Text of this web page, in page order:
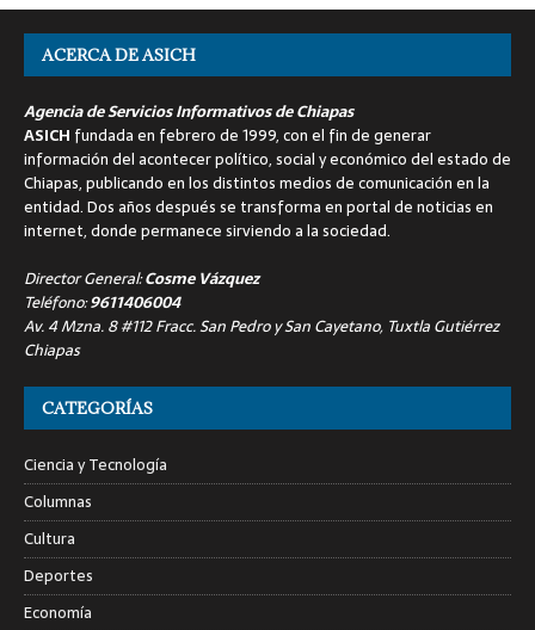
ACERCA DE ASICH
Agencia de Servicios Informativos de Chiapas
ASICH fundada en febrero de 1999, con el fin de generar
información del acontecer político, social y económico del estado de
Chiapas, publicando en los distintos medios de comunicación en la
entidad. Dos años después se transforma en portal de noticias en
internet, donde permanece sirviendo a la sociedad.
Director General:Cosme Vázquez
Teléfono:9611406004
Av. 4 Mzna. 8 #112 Fracc. San Pedro y San Cayetano, Tuxtla Gutiérrez
Chiapas
CATEGORÍAS
Ciencia y Tecnología
Columnas
Cultura
Deportes
Economía